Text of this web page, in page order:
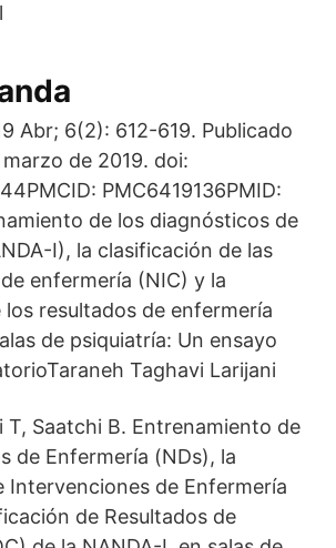
Abr; 6(2): 612-619. Publicado
de 2019. doi:
PMC6419136PMID:
de los diagnósticos de
I), la clasificación de las
enfermería (NIC) y la
resultados de enfermería
de psiquiatría: Un ensayo
Taghavi Larijani
T, Saatchi B. Entrenamiento de
de Enfermería (NDs), la
Intervenciones de Enfermería
de Resultados de